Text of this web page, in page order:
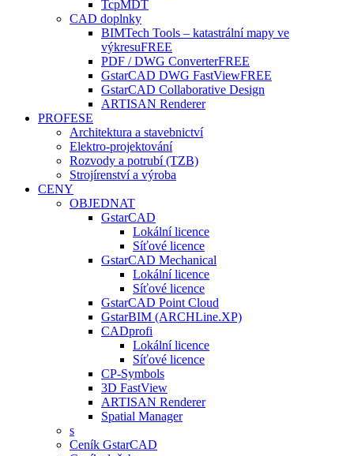
TcpMDT
CAD doplnky
BIMTech Tools – katastrální mapy ve
výkresuFREE
PDF / DWG ConverterFREE
GstarCAD DWG FastViewFREE
GstarCAD Collaborative Design
ARTISAN Renderer
PROFESE
Architektura a stavebnictví
Elektro-projektování
Rozvody a potrubí (TZB)
Strojírenství a výroba
CENY
OBJEDNAT
GstarCAD
Lokální licence
Síťové licence
GstarCAD Mechanical
Lokální licence
Síťové licence
GstarCAD Point Cloud
GstarBIM (ARCHLine.XP)
CADprofi
Lokální licence
Síťové licence
CP-Symbols
3D FastView
ARTISAN Renderer
Spatial Manager
s
Ceník GstarCAD